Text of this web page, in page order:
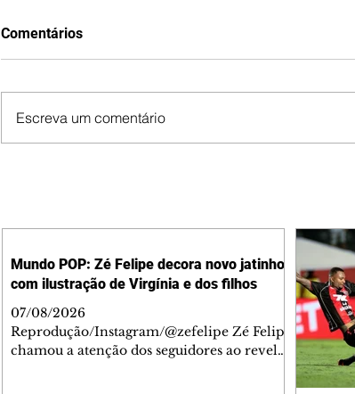
Comentários
Escreva um comentário
Mundo POP: Zé Felipe decora novo jatinho
com ilustração de Virgínia e dos filhos
07/08/2026
Reprodução/Instagram/@zefelipe Zé Felipe
chamou a atenção dos seguidores ao revelar